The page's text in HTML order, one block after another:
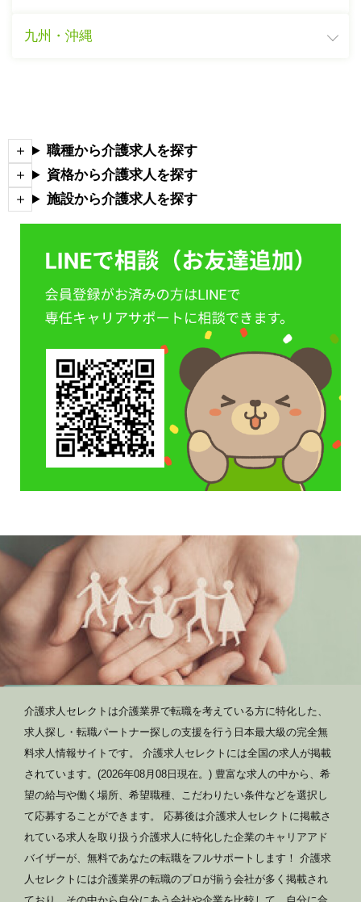
九州・沖縄
職種から介護求人を探す
資格から介護求人を探す
施設から介護求人を探す
介護求人セレクトは介護業界で転職を考えている方に特化した、
求人探し・転職パートナー探しの支援を行う日本最大級の完全無
料求人情報サイトです。 介護求人セレクトには全国の求人が掲載
されています。(2026年08月08日現在。) 豊富な求人の中から、希
望の給与や働く場所、希望職種、こだわりたい条件などを選択し
て応募することができます。 応募後は介護求人セレクトに掲載さ
れている求人を取り扱う介護求人に特化した企業のキャリアアド
バイザーが、無料であなたの転職をフルサポートします！ 介護求
人セレクトには介護業界の転職のプロが揃う会社が多く掲載され